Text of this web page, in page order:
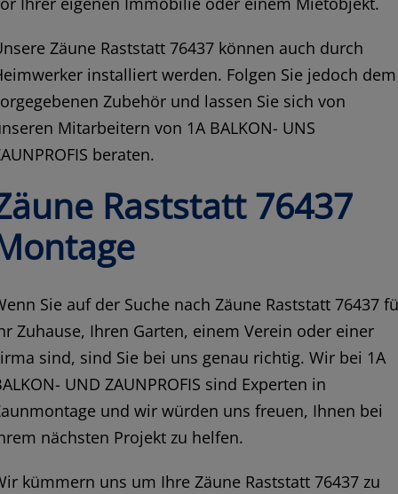
Zäune Raststatt 76437 können auch durch
installiert werden. Folgen Sie jedoch dem
Zubehör und lassen Sie sich von
Mitarbeitern von 1A BALKON- UNS
beraten.
Raststatt 76437
Sie auf der Suche nach Zäune Raststatt 76437
Zuhause, Ihren Garten, einem Verein oder einer
sind, sind Sie bei uns genau richtig. Wir bei 1A
UND ZAUNPROFIS sind Experten in
und wir würden uns freuen, Ihnen bei
nächsten Projekt zu helfen.
kümmern uns um Ihre Zäune Raststatt 76437 zu